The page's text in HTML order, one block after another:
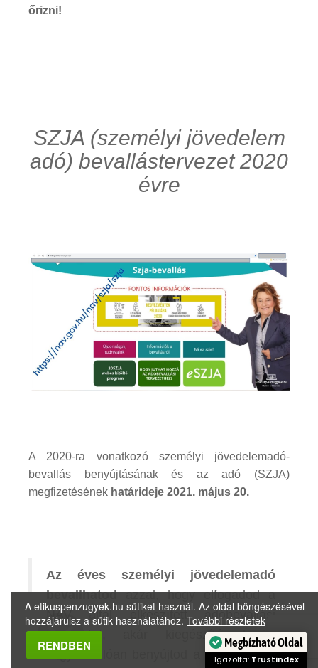
őrizni!
SZJA (személyi jövedelem
adó) bevallástervezet 2020
évre
A 2020-ra vonatkozó személyi jövedelemadó-
bevallás benyújtásának és az adó (SZJA)
megfizetésének határideje 2021. május 20.
Az éves személyi jövedelemadó
bevallhatodazzal, hogy elfogadod a
NAV által elkészített adóbevallási
tervezetet, akár kiegészítéssel is,
vagy önállóan benyújtod a 20SZJA jelű
A etikuspenzugyek.hu sütiket használ. Az oldal böngészésével
hozzájárulsz a sütik használatához. További részletek
RENDBEN
Megbízható Oldal